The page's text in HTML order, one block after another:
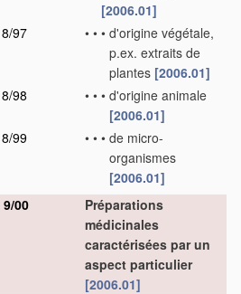
[2006.01]
97
• • • d'origine végétale,
p.ex. extraits de
plantes [2006.01]
98
• • • d'origine animale
[2006.01]
99
• • • de micro-
organismes
[2006.01]
00
Préparations
médicinales
caractérisées par un
aspect particulier
[2006.01]